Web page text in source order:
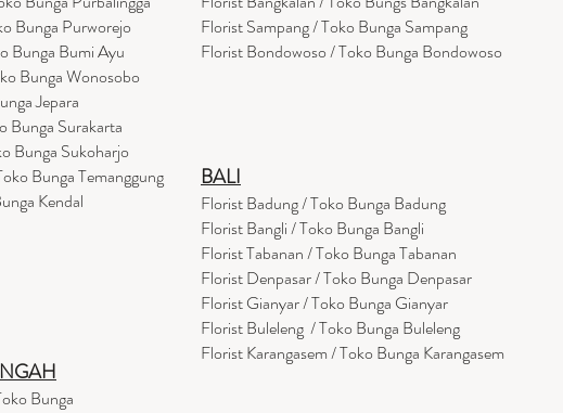
Bunga Purworejo
Bunga Bumi Ayu
Bunga Wonosobo
Jepara
Bunga Surakarta
Bunga Sukoharjo
Bunga Temanggung
Kendal
Bunga
Florist Sampang / Toko Bunga Sampang
Florist Bondowoso / Toko Bunga Bondowoso
BALI
Florist Badung / Toko Bunga Badung
Florist Bangli / Toko Bunga Bangli
FloristTabanan/ Toko Bunga Tabanan
Florist Denpasar / Toko Bunga Denpasar
Florist Gianyar / Toko Bunga Gianyar
Florist Buleleng / Toko Bunga Buleleng
Florist Karangasem / Toko Bunga Karangasem